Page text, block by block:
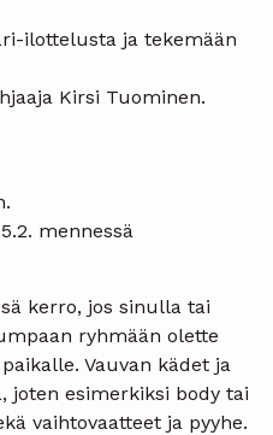
ilottelusta ja tekemään
Kirsi Tuominen.
mennessä
kerro, jos sinulla tai
ryhmään olette
Vauvan kädet ja
joten esimerkiksi body tai
vaihtovaatteet ja pyyhe.